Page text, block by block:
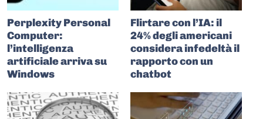
Perplexity Personal
Computer:
l’intelligenza
artificiale arriva su
Windows
Flirtare con l’IA: il
24% degli americani
considera infedeltà il
rapporto con un
chatbot